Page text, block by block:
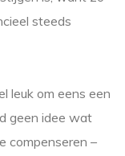
steeds
leuk om eens een
geen idee wat
compenseren –